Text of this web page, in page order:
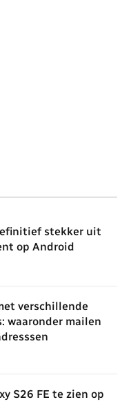
stekker uit
op Android
verschillende
waaronder mailen
S26 FE te zien op